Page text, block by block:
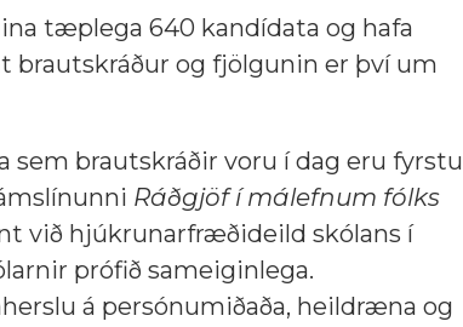
tæplega 640 kandídata og hafa
brautskráður og fjölgunin er því um
sem brautskráðir voru í dag eru fyrstu
Ráðgjöf í málefnum fólks
við hjúkrunarfræðideild skólans í
prófið sameiginlega.
á persónumiðaða, heildræna og